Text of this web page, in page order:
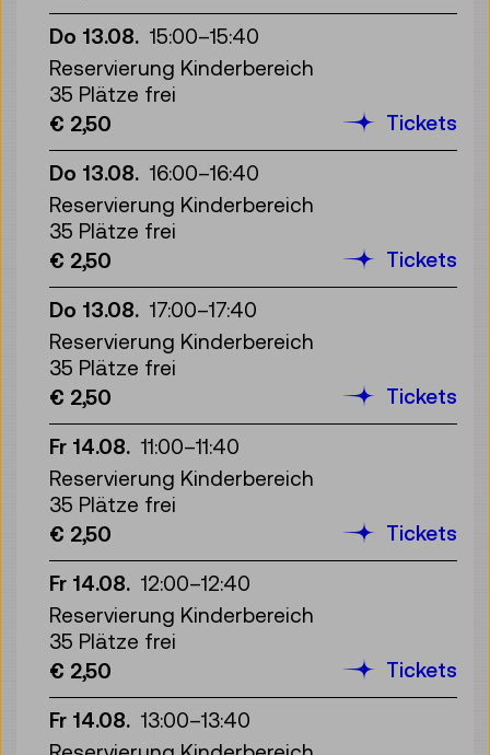
Do 13.08. 15:00–15:40
Reservierung Kinderbereich
35 Plätze frei
€ 2,50
Tickets
Do 13.08. 16:00–16:40
Reservierung Kinderbereich
35 Plätze frei
€ 2,50
Tickets
Do 13.08. 17:00–17:40
Reservierung Kinderbereich
35 Plätze frei
€ 2,50
Tickets
Fr 14.08. 11:00–11:40
Reservierung Kinderbereich
35 Plätze frei
€ 2,50
Tickets
Fr 14.08. 12:00–12:40
Reservierung Kinderbereich
35 Plätze frei
€ 2,50
Tickets
Fr 14.08. 13:00–13:40